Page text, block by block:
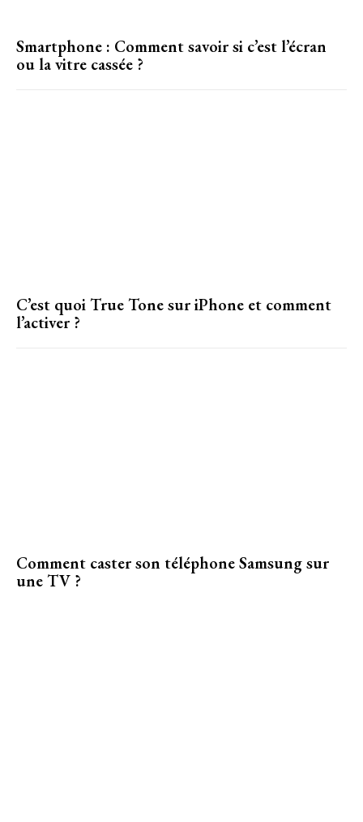
Smartphone : Comment savoir si c’est l’écran
ou la vitre cassée ?
C’est quoi True Tone sur iPhone et comment
l’activer ?
Comment caster son téléphone Samsung sur
une TV ?